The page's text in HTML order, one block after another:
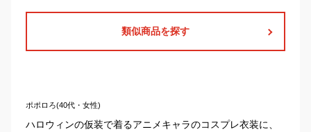
類似商品を探す
ポポロろ(40代・女性)
ハロウィンの仮装で着るアニメキャラのコスプレ衣装に、